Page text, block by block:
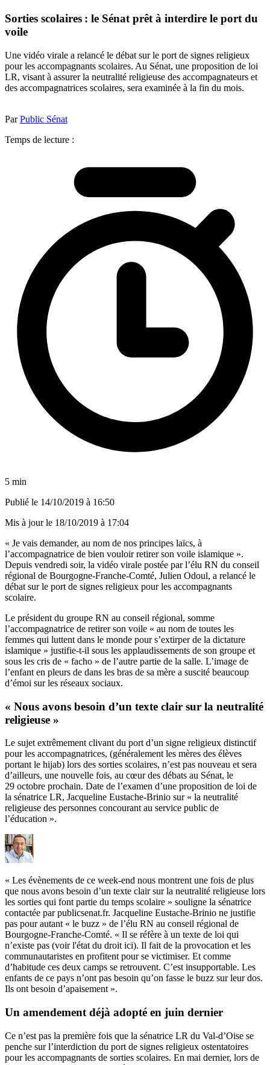
Sorties scolaires : le Sénat prêt à interdire le port du
voile
Une vidéo virale a relancé le débat sur le port de signes religieux
pour les accompagnants scolaires. Au Sénat, une proposition de loi
LR, visant à assurer la neutralité religieuse des accompagnateurs et
des accompagnatrices scolaires, sera examinée à la fin du mois.
ParPublic Sénat
Temps de lecture :
5 min
Publié le 14/10/2019 à 16:50
Mis à jour le 18/10/2019 à 17:04
« Je vais demander, au nom de nos principes laïcs, à
l’accompagnatrice de bien vouloir retirer son voile islamique ».
Depuis vendredi soir, la vidéo virale postée par l’élu RN du conseil
régional de Bourgogne-Franche-Comté, Julien Odoul, a relancé le
débat sur le port de signes religieux pour les accompagnants
scolaire.
Le président du groupe RN au conseil régional, somme
l’accompagnatrice de retirer son voile « au nom de toutes les
femmes qui luttent dans le monde pour s’extirper de la dictature
islamique » justifie-t-il sous les applaudissements de son groupe et
sous les cris de « facho » de l’autre partie de la salle. L’image de
l’enfant en pleurs de dans les bras de sa mère a suscité beaucoup
d’émoi sur les réseaux sociaux.
« Nous avons besoin d’un texte clair sur la neutralité
religieuse »
Le sujet extrêmement clivant du port d’un signe religieux distinctif
pour les accompagnatrices, (généralement les mères des élèves
portant le hijab) lors des sorties scolaires, n’est pas nouveau et sera
d’ailleurs, une nouvelle fois, au cœur des débats au Sénat, le
29 octobre prochain. Date de l’examen d’une proposition de loi de
la sénatrice LR, Jacqueline Eustache-Brinio sur « la neutralité
religieuse des personnes concourant au service public de
l’éducation ».
« Les évènements de ce week-end nous montrent une fois de plus
que nous avons besoin d’un texte clair sur la neutralité religieuse lors
les sorties qui font partie du temps scolaire » souligne la sénatrice
contactée par publicsenat.fr. Jacqueline Eustache-Brinio ne justifie
pas pour autant « le buzz » de l’élu RN au conseil régional de
Bourgogne-Franche-Comté. « Il se réfère à un texte de loi qui
n’existe pas (voir l'état du droit ici). Il fait de la provocation et les
communautaristes en profitent pour se victimiser. Et comme
d’habitude ces deux camps se retrouvent. C’est insupportable. Les
enfants de ce pays n’ont pas besoin qu’on fasse le buzz sur leur dos.
Ils ont besoin d’apaisement ».
Un amendement déjà adopté en juin dernier
Ce n’est pas la première fois que la sénatrice LR du Val-d’Oise se
penche sur l’interdiction du port de signes religieux ostentatoires
pour les accompagnants de sorties scolaires. En mai dernier, lors de